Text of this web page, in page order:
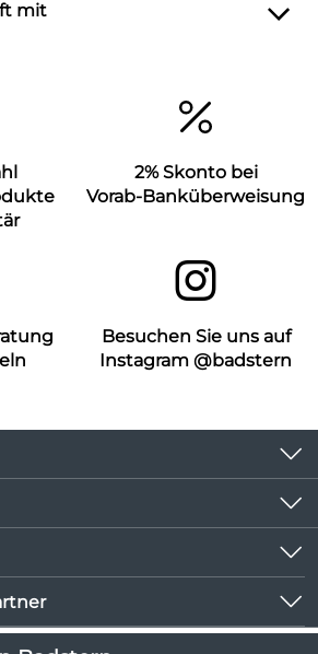
mit
2% Skonto bei
Vorab-Banküberweisung
Besuchen Sie uns auf
Instagram @badstern